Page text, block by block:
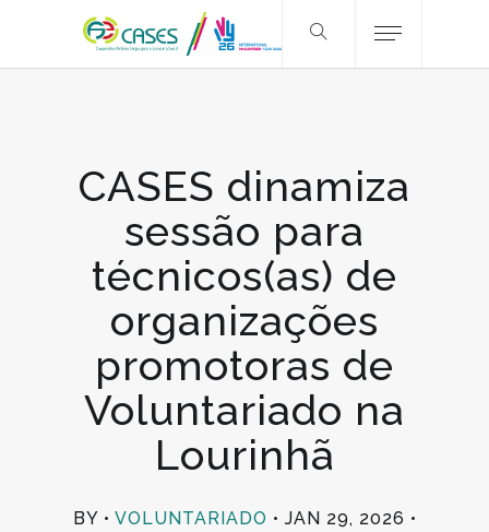
CASES dinamiza
sessão para
técnicos(as) de
organizações
promotoras de
Voluntariado na
Lourinhã
BY VOLUNTARIADO
JAN 29, 2026